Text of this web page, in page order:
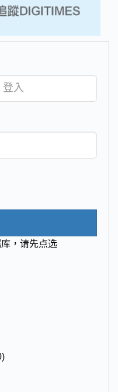
，请先点选